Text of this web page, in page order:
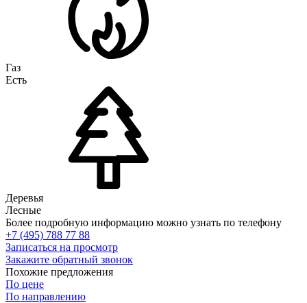
Газ
Есть
Деревья
Лесные
Более подробную информацию можно узнать по телефону
+7 (495) 788 77 88
Записаться на просмотр
Закажите обратный звонок
Похожие предложения
По цене
По направлению